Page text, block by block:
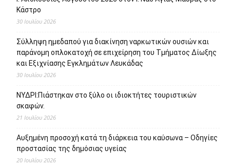
Κάστρο
30 Ιουλίου 2026
Σύλληψη ημεδαπού για διακίνηση ναρκωτικών ουσιών και
παράνομη οπλοκατοχή σε επιχείρηση του Τμήματος Δίωξης
και Εξιχνίασης Εγκλημάτων Λευκάδας
30 Ιουλίου 2026
ΝΥΔΡΙ:Πιάστηκαν στο ξύλο οι ιδιοκτήτες τουριστικών
σκαφών.
21 Ιουλίου 2026
Αυξημένη προσοχή κατά τη διάρκεια του καύσωνα – Οδηγίες
προστασίας της δημόσιας υγείας
20 Ιουλίου 2026